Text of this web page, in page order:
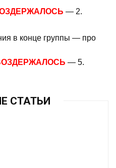
— 2.
в конце группы — про
— 5.
СТАТЬИ